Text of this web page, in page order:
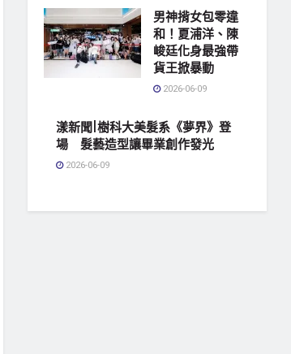
男神揹女包零違
和！夏浦洋、陳
峻廷化身最強帶
貨王掀暴動
2026-06-09
漾新聞|樹科大美髮系《夢界》登
場 髮藝造型讓畢業創作發光
2026-06-09